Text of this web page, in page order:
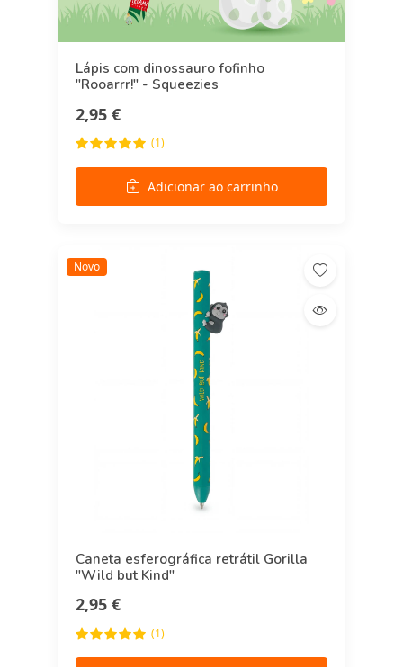
Lápis com dinossauro fofinho
"Rooarrr!" - Squeezies
2,95 €
(1)
Adicionar ao carrinho
Novo
Caneta esferográfica retrátil Gorilla
"Wild but Kind"
2,95 €
(1)